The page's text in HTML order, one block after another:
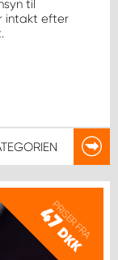
til
intakt efter
PRISER FRA
47
DKK